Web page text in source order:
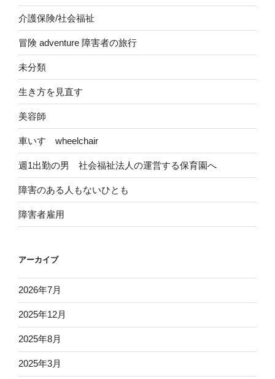
介護保険/社会福祉
冒険 adventure 障害者の旅行
未分類
生き方を見直す
美容師
車いす wheelchair
週1出勤の男 社会福祉法人の運営する保育園へ
障害のある人もないひとも
障害者雇用
アーカイブ
2026年7月
2025年12月
2025年8月
2025年3月